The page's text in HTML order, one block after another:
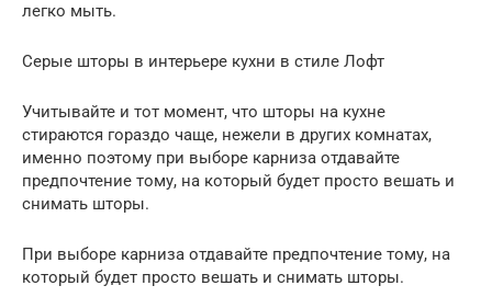
легко мыть.
Серые шторы в интерьере кухни в стиле Лофт
Учитывайте и тот момент, что шторы на кухне
стираются гораздо чаще, нежели в других комнатах,
именно поэтому при выборе карниза отдавайте
предпочтение тому, на который будет просто вешать и
снимать шторы.
При выборе карниза отдавайте предпочтение тому, на
который будет просто вешать и снимать шторы.